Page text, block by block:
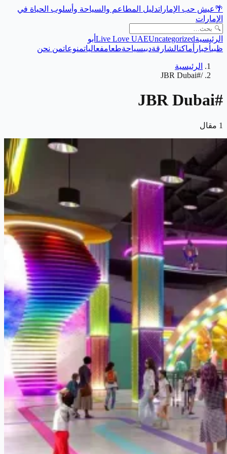
🌴عيش حب الإماراتدليل المطاعم والسياحة وأسلوب الحياة في
الإمارات
الرئيسية Live Love UAEUncategorized
أبو
ظبيأخبار أماكنالشارقةدبيسياحةطعامفعالياتمنوعاتمن نحن
الرئيسية
/
#JBR Dubai
#
JBR Dubai
1 مقال